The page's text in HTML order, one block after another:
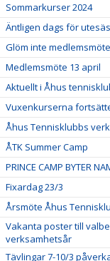
Sommarkurser 2024
Äntligen dags för
Glöm inte
Medlemsmöte 13 april
Aktuellt i Åhus
Vuxenkurserna
Åhus Tennisklubbs
ÅTK Summer Camp
PRINCE CAMP BYTER
Fixardag 23/3
Årsmöte Åhus
Vakanta poster till
verksamhetsår
Tävlingar 7-10/3